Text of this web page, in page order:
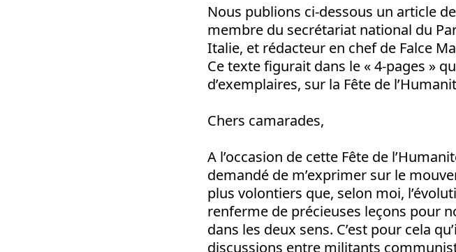
Nous publions ci-dessous un article
membre du secrétariat national du
Italie, et rédacteur en chef de Falce
Ce texte figurait dans le « 4-pages »
d’exemplaires, sur la Fête de
Chers camarades,
A l’occasion de cette Fête de
demandé de m’exprimer sur le
plus volontiers que, selon moi,
renferme de précieuses leçons pour
dans les deux sens. C’est pour cela
discussions entre militants